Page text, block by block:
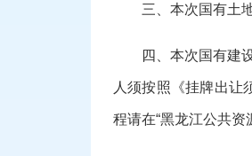
三、 本次国有土
四、本次国有建
人须按照《挂牌出让
程请在“黑龙江公共资